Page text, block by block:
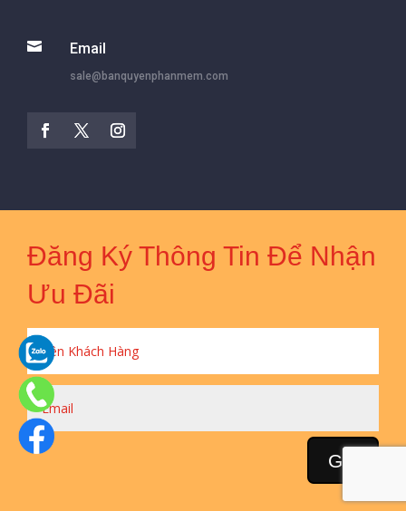
 Email
sale@banquyenphanmem.com
Đăng Ký Thông Tin Để Nhận
Ưu Đãi
Gửi